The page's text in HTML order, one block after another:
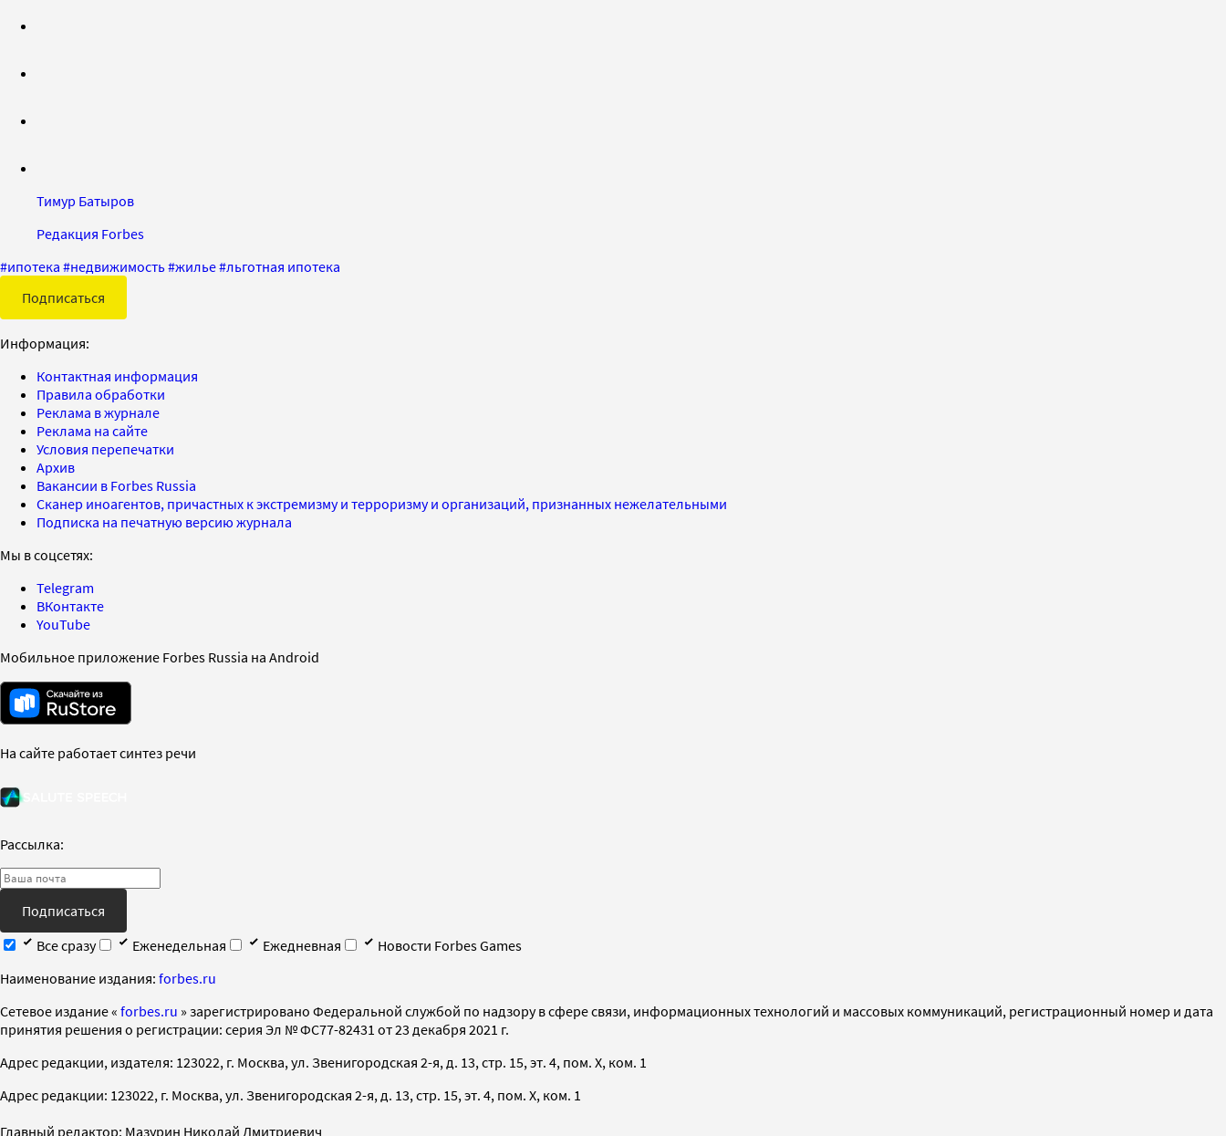
Тимур Батыров
Редакция Forbes
#ипотека #недвижимость#жилье#льготная ипотека
Подписаться
Информация:
Контактная информация
Правила обработки
Реклама в журнале
Реклама на сайте
Условия перепечатки
Архив
Вакансии в Forbes Russia
Сканер иноагентов, причастных к экстремизму и терроризму и организаций, признанных нежелательными
Подписка на печатную версию журнала
Мы в соцсетях:
Telegram
ВКонтакте
YouTube
Мобильное приложение Forbes Russia на Android
На сайте работает синтез речи
Рассылка:
Подписаться
Все сразу
Еженедельная Ежедневная
Новости Forbes Games
Наименование издания: forbes.ru
Cетевое издание « forbes.ru » зарегистрировано Федеральной службой по надзору в сфере связи, информационных технологий и массовых коммуникаций, регистрационный номер и дата
принятия решения о регистрации: серия Эл № ФС77-82431 от 23 декабря 2021 г.
Адрес редакции, издателя: 123022, г. Москва, ул. Звенигородская 2-я, д. 13, стр. 15, эт. 4, пом. X, ком. 1
Адрес редакции: 123022, г. Москва, ул. Звенигородская 2-я, д. 13, стр. 15, эт. 4, пом. X, ком. 1
Главный редактор: Мазурин Николай Дмитриевич